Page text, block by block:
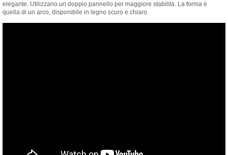
elegante. Utilizzano un doppio pannello per maggiore stabilità. La forma è
quella di un arco, disponibile in legno scuro e chiaro.